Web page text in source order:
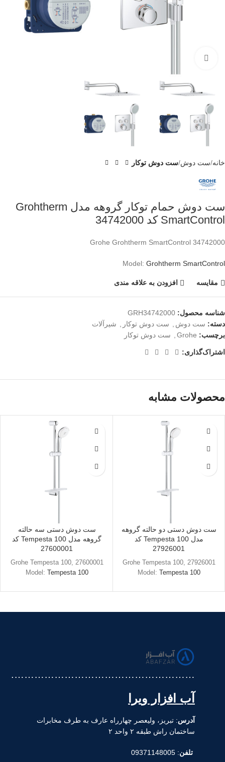
خانه ست دوش ست دوش توکار
ست دوش حمام توکار گروهه مدل Grohtherm
SmartControl کد 34742000
Grohe Grohtherm SmartControl 34742000
Model: Grohtherm SmartControl
مقايسه افزودن به علاقه مندی
شناسه محصول: GRH34742000
دسته: ست دوش ست دوش توکار
شیرآلات
برچسب: Grohe ست دوش توکار
اشتراک‌گذاری:
محصولات مشابه
ست دوش دستی دو حالته گروهه
مدل Tempesta 100 کد
27926001
Grohe Tempesta 100, 27926001
Model: Tempesta 100
ست دوش دستی سه حالته
گروهه مدل Tempesta 100 کد
27600001
Grohe Tempesta 100, 27600001
Model: Tempesta 100
……………………………………………….
آب افزار ویرا
آدرس: تبریز، ولیعصر چهارراه عارف به طرف مخابرات
ساختمان راش طبقه ۲ واحد ۲
تلفن: 09371148005